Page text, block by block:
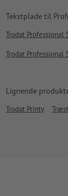
Tekstplade til
Trodat Professional
Trodat Professional
Lignende
Trodat Printy